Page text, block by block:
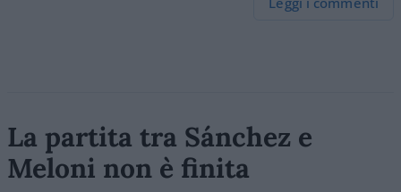
La partita tra Sánchez e
Meloni non è finita